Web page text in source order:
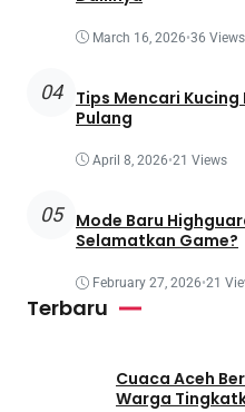
March 16, 2026•36 Views
04
Tips Mencari
Pulang
April 8, 2026•21 Views
05
Mode Baru
Selamatkan Game?
February 27, 2026•21
Terbaru
Cuaca Aceh
Warga